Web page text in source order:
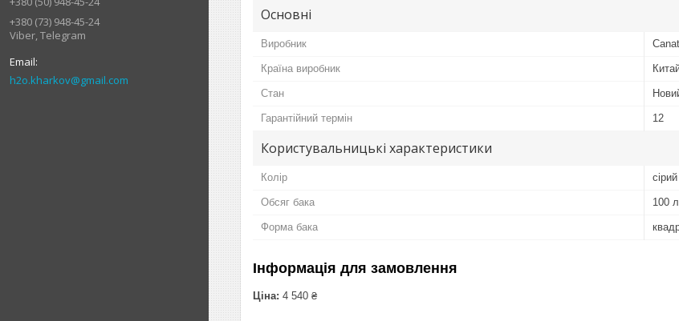
+380 (73) 948-45-24
Viber, Telegram
h2o.kharkov@gmail.com
Основні
Виробник
Країна виробник
Стан
Гарантійний термін 12
Користувальницькі характеристики
Колір сірий
Обсяг бака 100
Форма бака
Інформація для замовлення
Ціна: 4 540 ₴